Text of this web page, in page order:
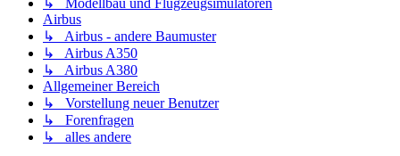
↳ Modellbau und Flugzeugsimulatoren
Airbus
↳ Airbus - andere Baumuster
↳ Airbus A350
↳ Airbus A380
Allgemeiner Bereich
↳ Vorstellung neuer Benutzer
↳ Forenfragen
↳ alles andere